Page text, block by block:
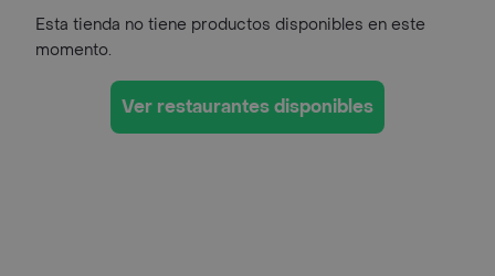
Esta tienda no tiene productos disponibles en este
momento.
Ver restaurantes disponibles